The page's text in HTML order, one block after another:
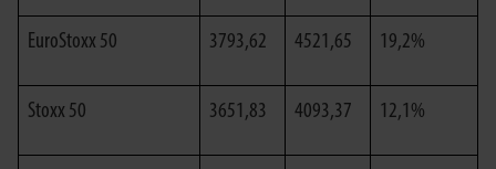
EuroStoxx 50 3793,62 4521,65 19,2%
Stoxx 50 3651,83 4093,37 12,1%